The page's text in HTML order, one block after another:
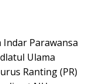
Indar Parawansa
Ulama
Ranting (PR)